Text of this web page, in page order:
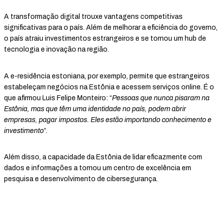
A transformação digital trouxe vantagens competitivas
significativas para o país. Além de melhorar a eficiência do governo,
o país atraiu investimentos estrangeiros e se tornou um hub de
tecnologia e inovação na região.
A e-residência estoniana, por exemplo, permite que estrangeiros
estabeleçam negócios na Estônia e acessem serviços online. É o
que afirmou Luis Felipe Monteiro: “Pessoas que nunca pisaram na
Estônia, mas que têm uma identidade no país, podem abrir
empresas, pagar impostos. Eles estão importando conhecimento e
investimento”.
Além disso, a capacidade da Estônia de lidar eficazmente com
dados e informações a tornou um centro de excelência em
pesquisa e desenvolvimento de cibersegurança.